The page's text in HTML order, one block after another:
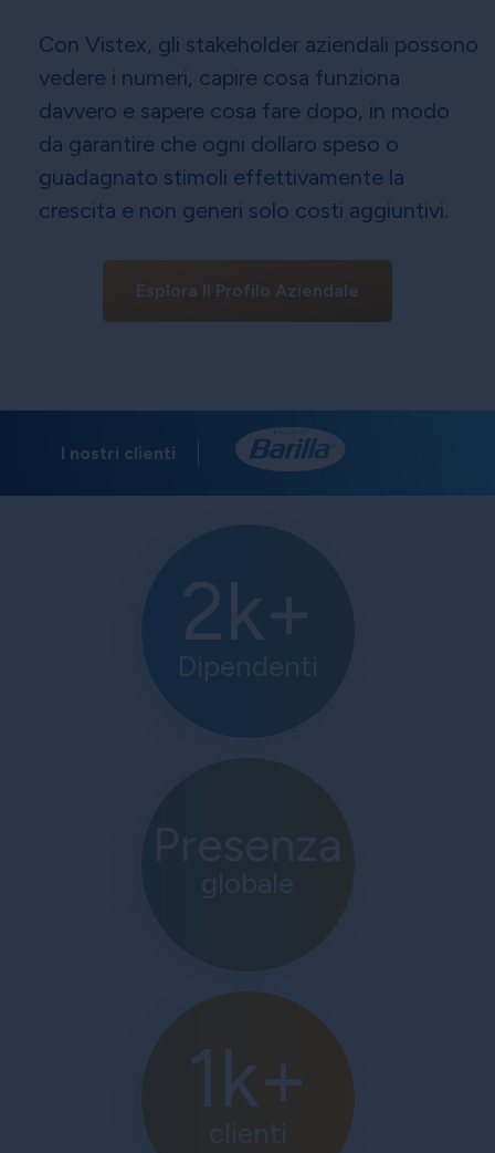
Con Vistex, gli stakeholder aziendali possono
vedere i numeri, capire cosa funziona
davvero e sapere cosa fare dopo, in modo
da garantire che ogni dollaro speso o
guadagnato stimoli effettivamente la
crescita e non generi solo costi aggiuntivi.
Esplora Il Profilo Aziendale
I nostri clienti
2k+
Dipendenti
Presenza
1k+
clienti